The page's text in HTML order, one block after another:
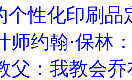
个性化印刷品
师约翰·保林
父：我教会